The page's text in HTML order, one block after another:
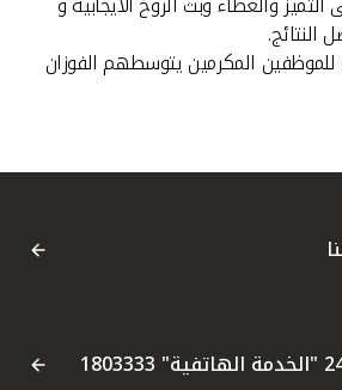
النتائج.
المكرمين يتوسطهم الفوزان